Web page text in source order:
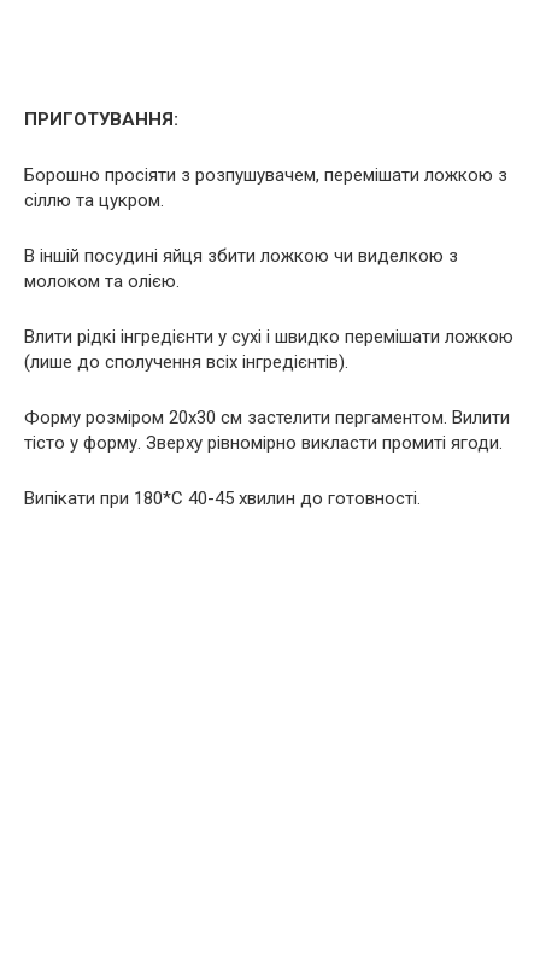
ПРИГОТУВАННЯ:
Борошно просіяти з розпушувачем, перемішати ложкою з
сіллю та цукром.
В іншій посудині яйця збити ложкою чи виделкою з
молоком та олією.
Влити рідкі інгредієнти у сухі і швидко перемішати ложкою
(лише до сполучення всіх інгредієнтів).
Форму розміром 20х30 см застелити пергаментом. Вилити
тісто у форму. Зверху рівномірно викласти промиті ягоди.
Випікати при 180*С 40-45 хвилин до готовності.